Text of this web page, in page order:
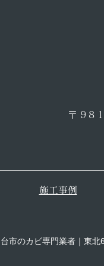
〒
​施工事例
市のカビ専門業者｜東